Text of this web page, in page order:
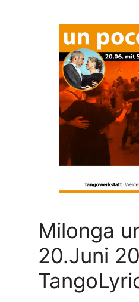
Milonga
20.Juni